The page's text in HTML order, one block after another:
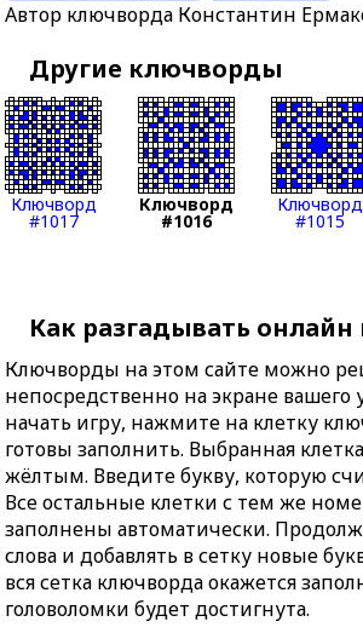
Автор ключворда Константин
Другие ключворды
Ключворд
#1017
Ключворд
#1016
Ключворд
#1015
Как разгадывать
Ключворды на этом сайте можно
непосредственно на экране вашего
начать игру, нажмите на клетку
готовы заполнить. Выбранная
жёлтым. Введите букву, которую
Все остальные клетки с тем же
заполнены автоматически.
слова и добавлять в сетку новые
вся сетка ключворда окажется
головоломки будет достигнута.